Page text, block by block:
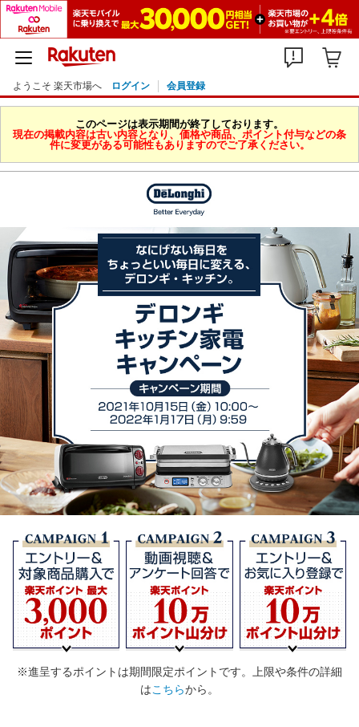
ようこそ 楽天市場へ ログイン 会員登録
このページは表示期間が終了しております。
現在の掲載内容は古い内容となり、価格や商品、ポイント付与などの条
件に変更がある可能性もありますのでご了承ください。
※進呈するポイントは期間限定ポイントです。上限や条件の詳細
はこちらから。